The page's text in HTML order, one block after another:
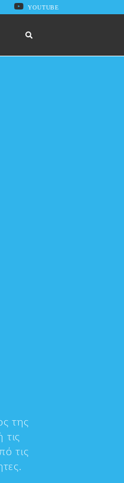
YOUTUBE
της
τις
τις